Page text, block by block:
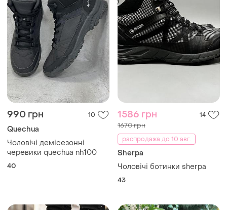
990 грн 10
Quechua
Чоловічі демісезонні
черевики quechua nh100
40
1586 грн 14
1670 грн
распродажа до 10 авг.
Sherpa
Чоловічі ботинки sherpa
43